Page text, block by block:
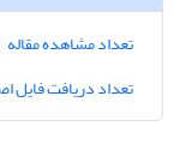
تعداد مشاهده مقاله
تعداد دریافت فایل